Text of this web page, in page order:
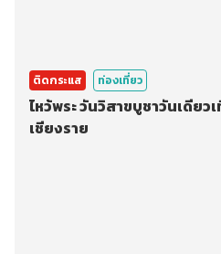
ติดกระแส ท่องเที่ยว
ไหว้พระ วันวิสาขบูชาวันเดียว
เชียงราย